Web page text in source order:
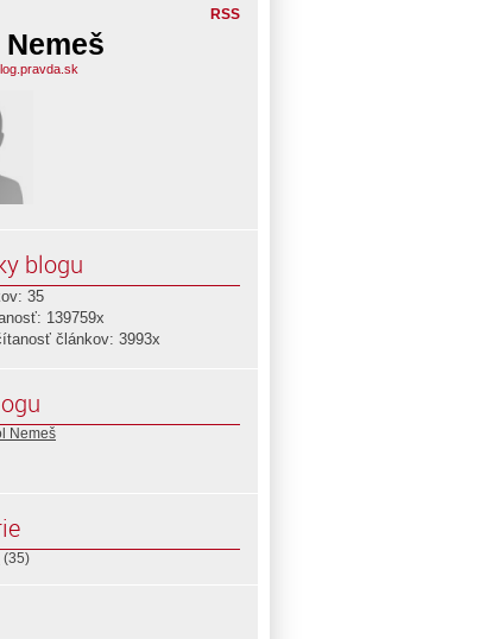
RSS
blogu
35
139759x
článkov: 3993x
Nemeš
(35)